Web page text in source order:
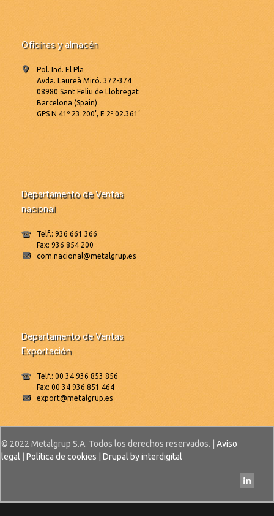
Oficinas y almacén
Pol. Ind. El Pla
Avda. Laureà Miró. 372-374
08980 Sant Feliu de Llobregat
Barcelona (Spain)
GPS N 41º 23.200’, E 2º 02.361’
Departamento de Ventas
nacional
Telf.: 936 661 366
Fax: 936 854 200
com.nacional@metalgrup.es
Departamento de Ventas
Exportación
Telf.: 00 34 936 853 856
Fax: 00 34 936 851 464
export@metalgrup.es
© 2022 Metalgrup S.A. Todos los derechos reservados. | Aviso
legal
Política de cookies Drupal by interdigital